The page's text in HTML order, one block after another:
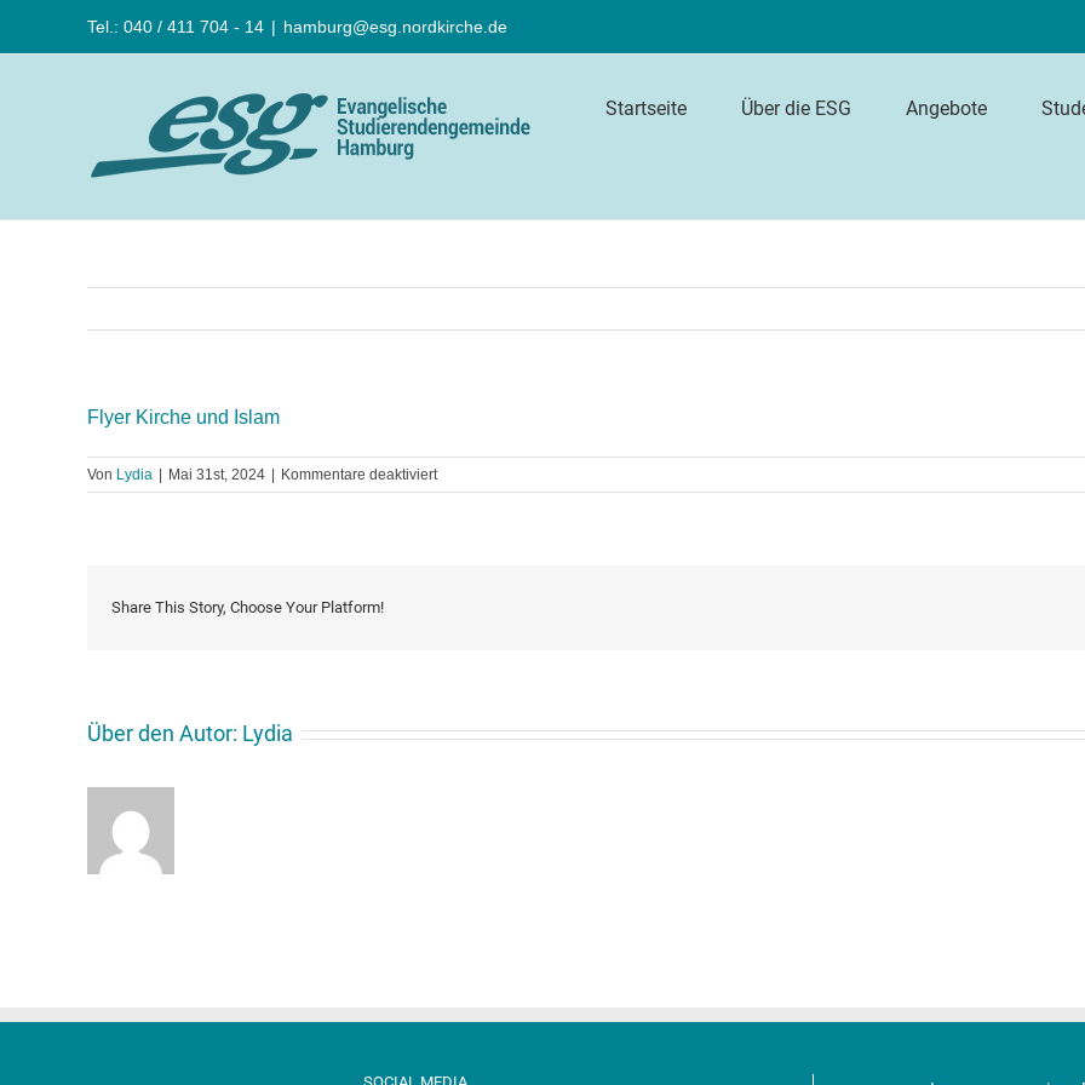
Tel.: 040 / 411 704 - 14 | hamburg@esg.nordkirche.de
Startseite Über die ESG Angebote
Flyer Kirche und Islam
Von Lydia Mai 31st, 2024 Kommentare deaktiviertfür
Flyer
Share This Story, Choose Your Platform!
Über den Autor: Lydia